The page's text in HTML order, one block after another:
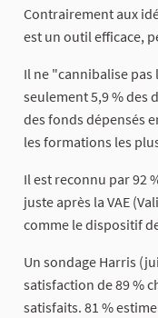
Contrairement aux
est un outil efficace,
Il ne "cannibalise pas
seulement 5,9 % des
des fonds dépensés
les formations les
Il est reconnu par 92
juste après la VAE
comme le dispositif
Un sondage Harris
satisfaction de 89 %
satisfaits. 81 %